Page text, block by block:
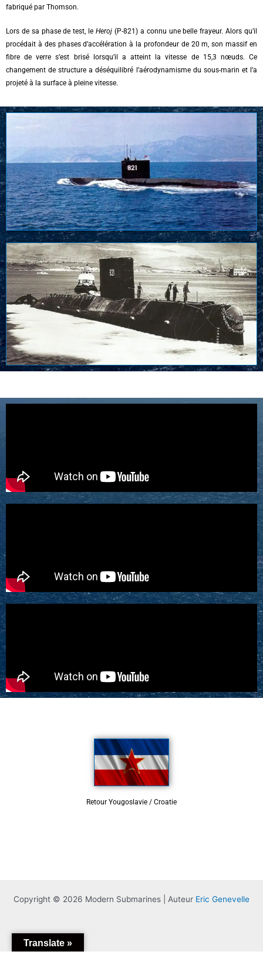
fabriqué par Thomson.
Lors de sa phase de test, leHeroj (P-821) a connu une belle frayeur. Alors qu’il
procédait à des phases d’accélération à la profondeur de 20 m, son massif en
fibre de verre s’est brisé lorsqu’il a atteint la vitesse de 15,3 nœuds. Ce
changement de structure a déséquilibré l’aérodynamisme du sous-marin et l’a
projeté à la surface à pleine vitesse.
Retour Yougoslavie / Croatie
Copyright © 2026 Modern Submarines | Auteur Eric Genevelle
Translate »